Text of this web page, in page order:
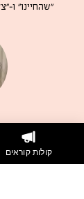
״שהחיינו״
זהר היא
תוכן בהפקות
קולות קוראים